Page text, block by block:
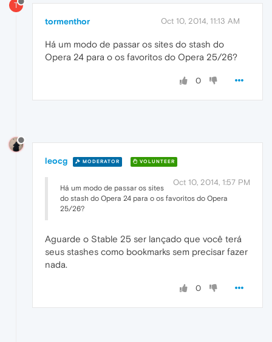
T
tormenthor Oct 10, 2014, 11:13 AM
Há um modo de passar os sites do stash do
Opera 24 para o os favoritos do Opera 25/26?
0
leocg MODERATOR VOLUNTEER
Oct 10, 2014, 1:57 PM
Há um modo de passar os sites
do stash do Opera 24 para o os favoritos do Opera
25/26?
Aguarde o Stable 25 ser lançado que você terá
seus stashes como bookmarks sem precisar fazer
nada.
0